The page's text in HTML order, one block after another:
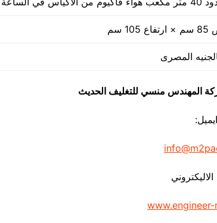
شركة المهندس منسي للتغليف الحديث
ايميل:
www.engineer-